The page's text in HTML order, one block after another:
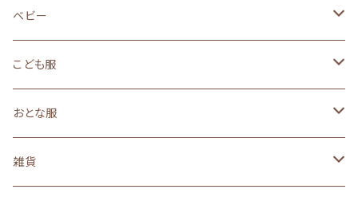
ベビー
size 50～70（新生児サイズ）
ギフトセット
オーガニック
size 80（１歳サイズ）
オーガニック
３年着られるこども服
こども服
size90（２歳くらいサイズ）
オーガニック
size110（４歳くらいサイズ）
おとな服
ロングセラー
雑貨